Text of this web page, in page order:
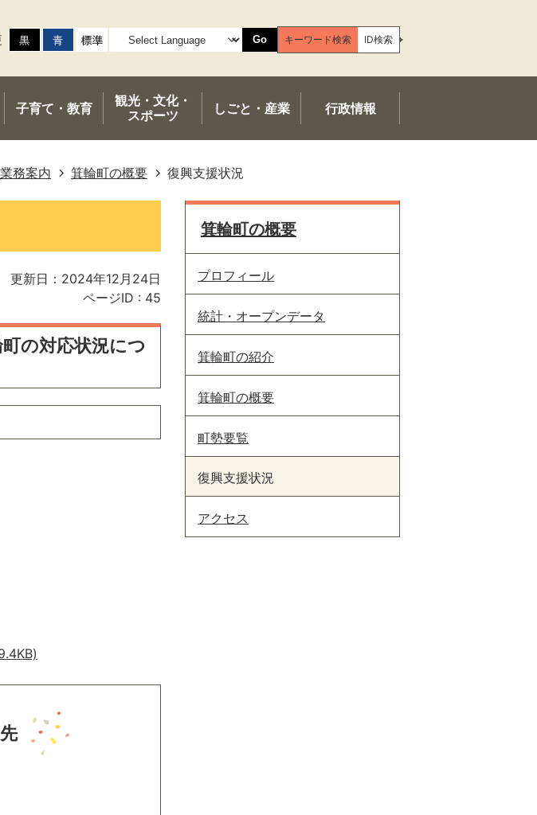
Go キーワード検索 ID検索
子育て・ 教育
観光・文化・
スポーツ
しごと・産業 行政情報
業務案内 箕輪町の概要 復興支援状況
更新日：2024年12月24日
ページID : 45
の対応状況につ
箕輪町の概要
プロフィール
統計・オープンデータ
箕輪町の紹介
箕輪町の概要
町勢要覧
復興支援状況
アクセス